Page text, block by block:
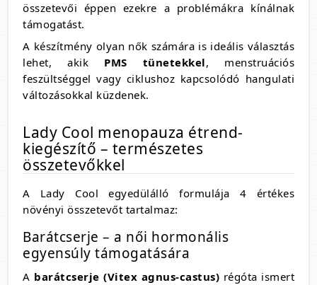
összetevői éppen ezekre a problémákra kínálnak
támogatást.
A készítmény olyan nők számára is ideális választás
lehet, akik PMS tünetekkel, menstruációs
feszültséggel vagy ciklushoz kapcsolódó hangulati
változásokkal küzdenek.
Lady Cool menopauza étrend-
kiegészítő – természetes
összetevőkkel
A Lady Cool egyedülálló formulája 4 értékes
növényi összetevőt tartalmaz:
Barátcserje – a női hormonális
egyensúly támogatására
A barátcserje (Vitex agnus-castus) régóta ismert